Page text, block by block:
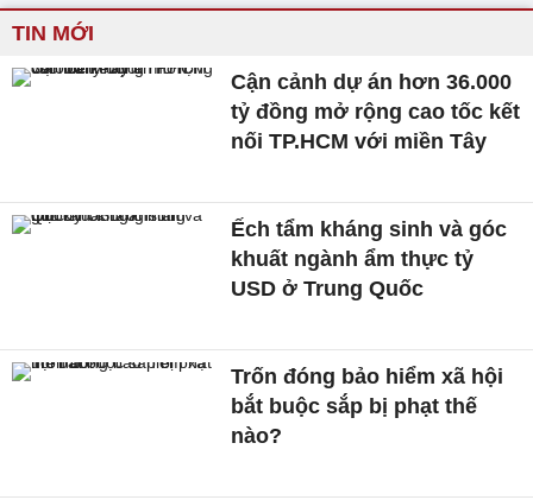
TIN MỚI
Cận cảnh dự án hơn 36.000
tỷ đồng mở rộng cao tốc kết
nối TP.HCM với miền Tây
Ếch tẩm kháng sinh và góc
khuất ngành ẩm thực tỷ
USD ở Trung Quốc
Trốn đóng bảo hiểm xã hội
bắt buộc sắp bị phạt thế
nào?